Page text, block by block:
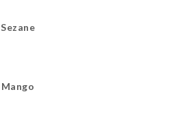
Sezane
Mango